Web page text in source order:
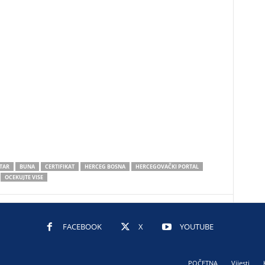
BUNA CERTIFIKAT HERCEG BOSNA
HERCEGOVAČKI PORTAL
OCEKUJTE VISE
FACEBOOK X YOUTUBE
POČETNA Vijesti